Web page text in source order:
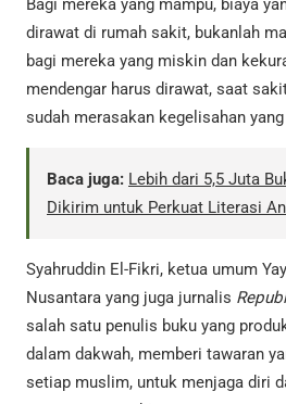
Bagi mereka yang mampu, biaya
dirawat di rumah sakit, bukanlah
bagi mereka yang miskin dan
mendengar harus dirawat, saat
sudah merasakan kegelisahan
Baca juga: Lebih dari 5,5 Juta
Dikirim untuk Perkuat Literasi
Syahruddin El-Fikri, ketua umum
Nusantara yang juga jurnalis
salah satu penulis buku yang
dalam dakwah, memberi tawaran
setiap muslim, untuk menjaga diri